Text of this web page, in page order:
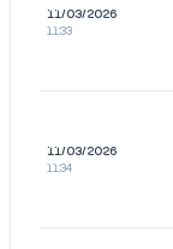
11/03/2026
11:33
11/03/2026
11:34